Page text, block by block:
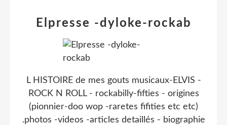
Elpresse -dyloke-rockab
L HISTOIRE de mes gouts musicaux-ELVIS -
ROCK N ROLL - rockabilly-fifties - origines
(pionnier-doo wop -raretes fifities etc etc)
.photos -videos -articles detaillés - biographie